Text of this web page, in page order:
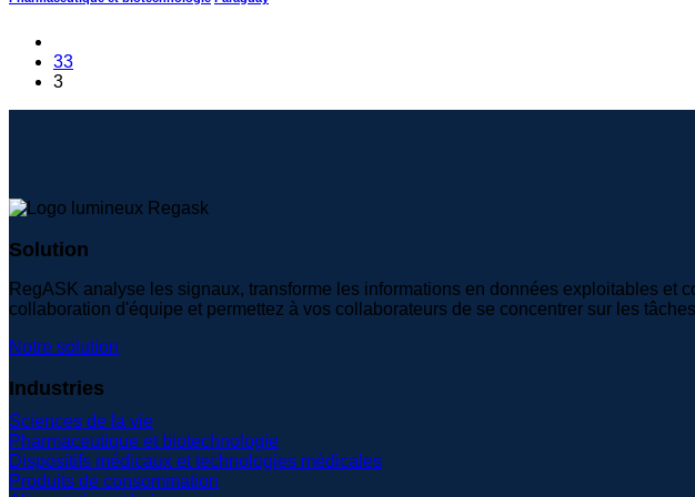
33
3
Solution
RegASK analyse les signaux, transforme les informations en données exploitables
collaboration d'équipe et permettez à vos collaborateurs de se concentrer sur les
Notre solution
Industries
Sciences de la vie
Pharmaceutique et biotechnologie
Dispositifs médicaux et technologies médicales
Produits de consommation